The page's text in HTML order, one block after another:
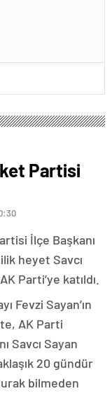
Partisi
İlçe Başkanı
heyet Savcı
Parti’ye katıldı.
Fevzi Sayan’ın
AK Parti
Savcı Sayan
20 gündür
bilmeden